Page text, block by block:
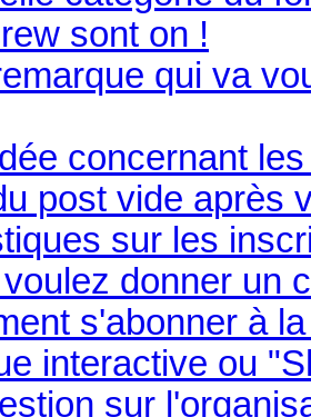
sont on !
qui va
concernant
post vide après
sur les
donner un
s'abonner à
interactive ou
sur